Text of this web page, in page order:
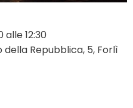
alle 12:30
Repubblica, 5, Forlì